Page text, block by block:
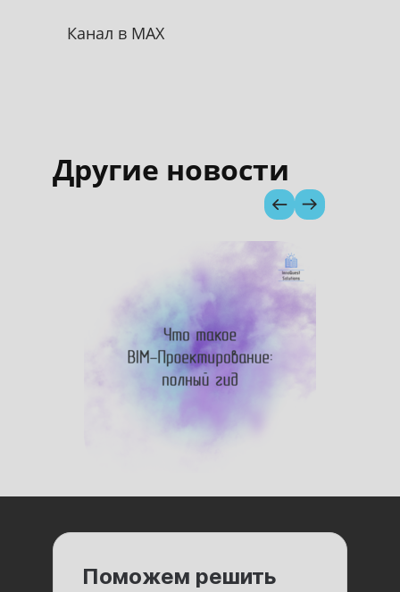
Канал в MAX
Другие новости
Поможем решить